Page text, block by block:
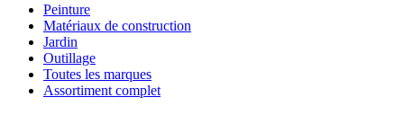
Peinture
Matériaux de construction
Jardin
Outillage
Toutes les marques
Assortiment complet